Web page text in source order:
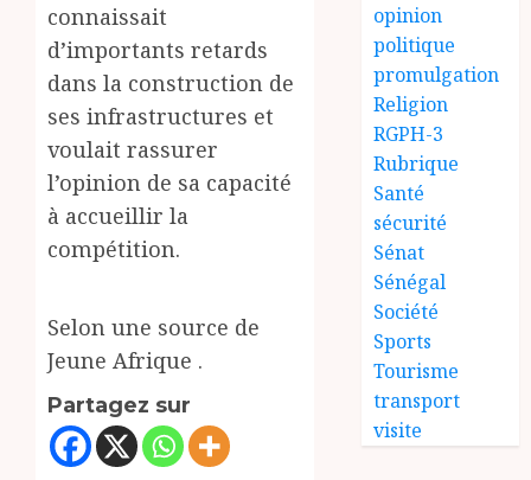
connaissait
d’importants retards
dans la construction de
ses infrastructures et
voulait rassurer
l’opinion de sa capacité
à accueillir la
compétition.
Selon une source de
Jeune Afrique .
Partagez sur
opinion
politique
promulgation
Religion
RGPH-3
Rubrique
Santé
sécurité
Sénat
Sénégal
Société
Sports
Tourisme
transport
visite